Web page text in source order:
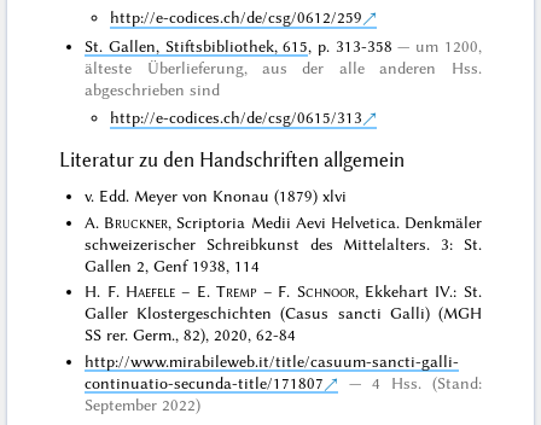
http://e-codices.ch/de/csg/0612/259
St. Gallen, Stiftsbibliothek, 615, p. 313-358
um 1200,
älteste Überlieferung, aus der alle anderen Hss.
abgeschrieben sind
http://e-codices.ch/de/csg/0615/313
Literatur zu den Handschriften allgemein
v. Edd. Meyer von Knonau (1879) xlvi
A. Bruckner, Scriptoria Medii Aevi Helvetica. Denkmäler
schweizerischer Schreibkunst des Mittelalters. 3: St.
Gallen 2, Genf 1938, 114
H. F. Haefele– E. Tremp– F. Schnoor, Ekkehart IV.: St.
Galler Klostergeschichten (Casus sancti Galli) (MGH
SS rer. Germ., 82), 2020, 62-84
http://www.mirabileweb.it/title/casuum-sancti-galli-
continuatio-secunda-title/171807
4 Hss. (Stand:
September 2022)